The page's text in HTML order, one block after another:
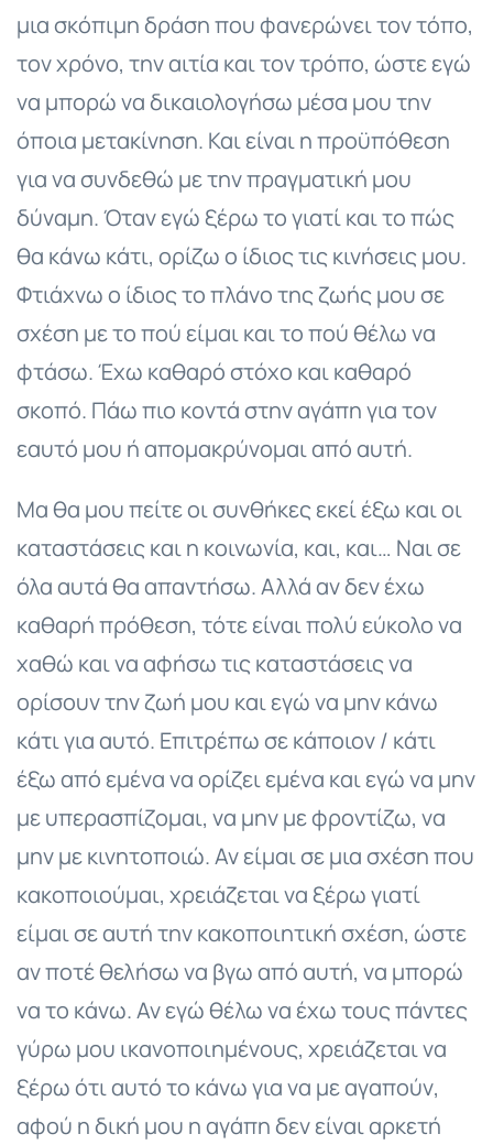
μια σκόπιμη δράση που φανερώνει τον τόπο,
τον χρόνο, την αιτία και τον τρόπο, ώστε εγώ
να μπορώ να δικαιολογήσω μέσα μου την
όποια μετακίνηση. Και είναι η προϋπόθεση
για να συνδεθώ με την πραγματική μου
δύναμη. Όταν εγώ ξέρω το γιατί και το πώς
θα κάνω κάτι, ορίζω ο ίδιος τις κινήσεις μου.
Φτιάχνω ο ίδιος το πλάνο της ζωής μου σε
σχέση με το πού είμαι και το πού θέλω να
φτάσω. Έχω καθαρό στόχο και καθαρό
σκοπό. Πάω πιο κοντά στην αγάπη για τον
εαυτό μου ή απομακρύνομαι από αυτή.
Μα θα μου πείτε οι συνθήκες εκεί έξω και οι
καταστάσεις και η κοινωνία, και, και… Ναι σε
όλα αυτά θα απαντήσω. Αλλά αν δεν έχω
καθαρή πρόθεση, τότε είναι πολύ εύκολο να
χαθώ και να αφήσω τις καταστάσεις να
ορίσουν την ζωή μου και εγώ να μην κάνω
κάτι για αυτό. Επιτρέπω σε κάποιον / κάτι
έξω από εμένα να ορίζει εμένα και εγώ να μην
με υπερασπίζομαι, να μην με φροντίζω, να
μην με κινητοποιώ. Αν είμαι σε μια σχέση που
κακοποιούμαι, χρειάζεται να ξέρω γιατί
είμαι σε αυτή την κακοποιητική σχέση, ώστε
αν ποτέ θελήσω να βγω από αυτή, να μπορώ
να το κάνω. Αν εγώ θέλω να έχω τους πάντες
γύρω μου ικανοποιημένους, χρειάζεται να
ξέρω ότι αυτό το κάνω για να με αγαπούν,
αφού η δική μου η αγάπη δεν είναι αρκετή